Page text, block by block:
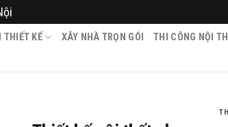
THIẾT KẾ XÂY NHÀ TRỌN GÓI THI CÔNG NỘI